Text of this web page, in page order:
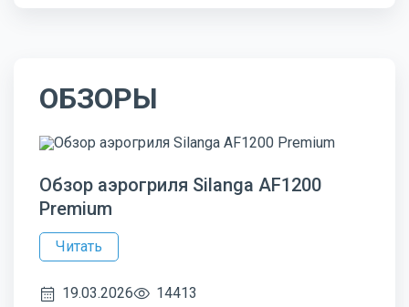
ОБЗОРЫ
Обзор аэрогриля Silanga AF1200
Premium
Читать
19.03.2026 14413